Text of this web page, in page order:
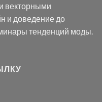
векторными
и доведение до
тенденций моды.